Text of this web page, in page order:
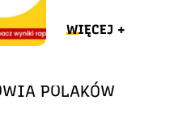
WIĘCEJ +
POLAKÓW